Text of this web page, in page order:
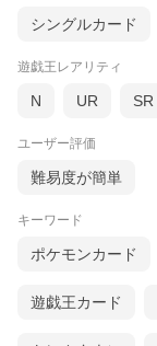
シングルカード
遊戯王レアリティ
N UR SR
ユーザー評価
難易度が簡単
キーワード
ポケモンカード
遊戯王カード